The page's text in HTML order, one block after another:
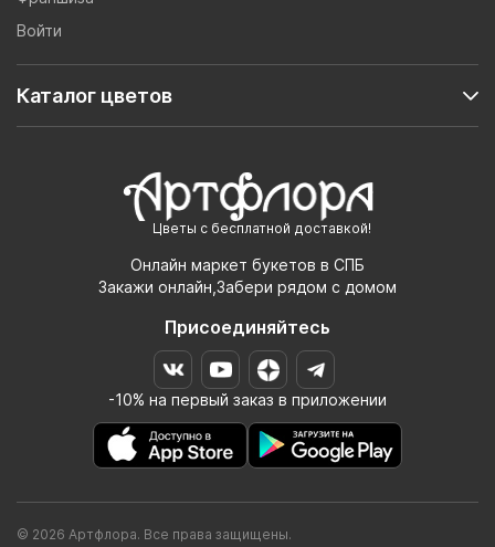
Цветы с бесплатной доставкой!
Онлайн маркет букетов в СПБ
Закажи онлайн,Забери рядом с домом
Присоединяйтесь
-10% на первый заказ в приложении
Войти
Каталог цветов
© 2026 Артфлора. Все права защищены.